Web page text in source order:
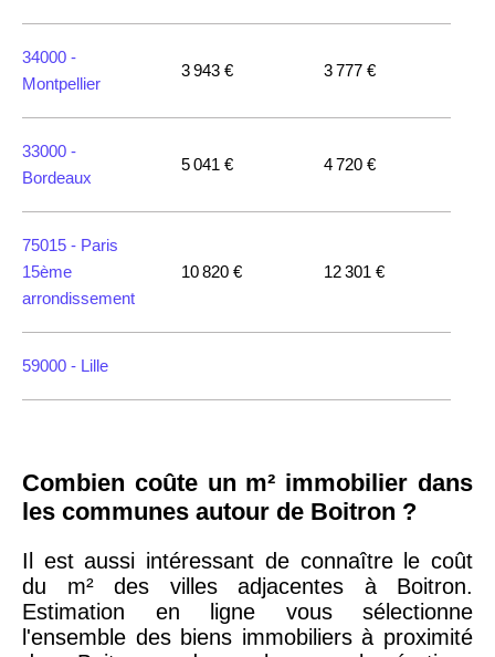
34000 -
Montpellier
3 943 € 3 777 €
33000 -
Bordeaux
5 041 € 4 720 €
75015 - Paris
15ème
arrondissement
10 820 € 12 301 €
59000 - Lille
75018 -
arrondissement
75020 -Paris
20ème
9 623 € 11 141 €
Combien coûte un m² immobilier dans
les communes autour de Boitron ?
Il est aussi intéressant de connaître le coût
du m² des villes adjacentes à Boitron.
Estimation en ligne vous sélectionne
l'ensemble des biens immobiliers à proximité